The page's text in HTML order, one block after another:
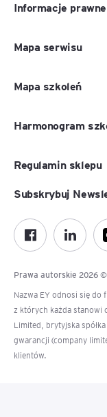
Informacje prawne
Mapa serwisu
Mapa szkoleń
Harmonogram
Regulamin sklepu
Prawa autorskie 2026
Nazwa EY odnosi się do
z których każda stanowi
Limited, brytyjska
gwarancji (company
klientów.
Subskrybuj